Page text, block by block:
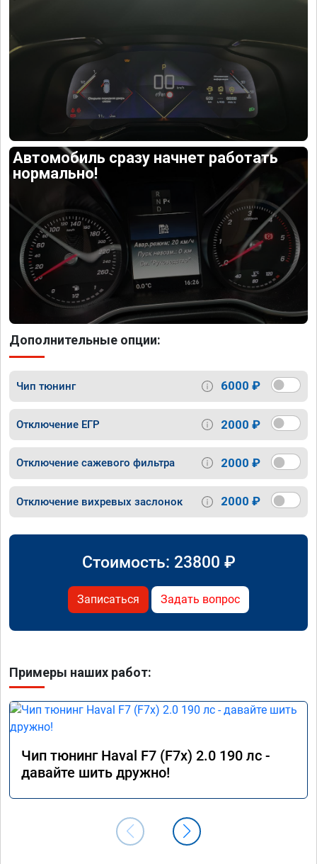
Автомобиль сразу начнет работать
нормально!
Дополнительные опции:
Чип тюнинг 6000 ₽
Отключение ЕГР 2000 ₽
Отключение сажевого фильтра 2000 ₽
Отключение вихревых заслонок 2000 ₽
Стоимость: 23800 ₽
Записаться Задать вопрос
Примеры наших работ:
Чип тюнинг Haval F7 (F7x) 2.0 190 лс -
давайте шить дружно!